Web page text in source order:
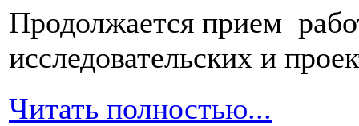
Продолжается прием
исследовательских и
Читать полностью...